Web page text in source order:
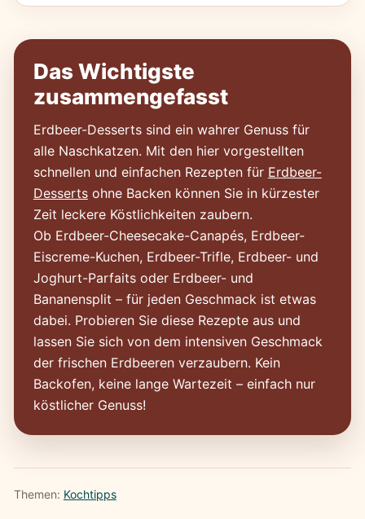
Das Wichtigste
zusammengefasst
Erdbeer-Desserts sind ein wahrer Genuss für
alle Naschkatzen. Mit den hier vorgestellten
schnellen und einfachen Rezepten für Erdbeer-
Dessertsohne Backen können Sie in kürzester
Zeit leckere Köstlichkeiten zaubern.
Ob Erdbeer-Cheesecake-Canapés, Erdbeer-
Eiscreme-Kuchen, Erdbeer-Trifle, Erdbeer- und
Joghurt-Parfaits oder Erdbeer- und
Bananensplit – für jeden Geschmack ist etwas
dabei. Probieren Sie diese Rezepte aus und
lassen Sie sich von dem intensiven Geschmack
der frischen Erdbeeren verzaubern. Kein
Backofen, keine lange Wartezeit – einfach nur
köstlicher Genuss!
Themen: Kochtipps